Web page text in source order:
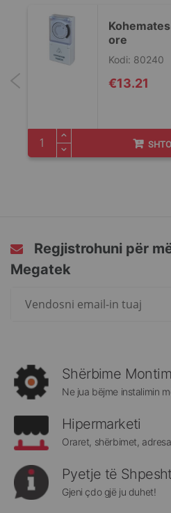
ore
€13.21
Kodi: 80240
Regjistrohuni për
Megatek
rreth
Megatek:
Shërbime
Ne jua bëjme instalimin
Hipermarketi
Oraret, shërbimet,
Pyetje të
Gjeni çdo gjë ju duhet!